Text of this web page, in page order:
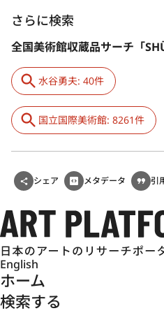
さらに検索
全国美術館収蔵品サーチ「
水谷勇夫: 40件
国立国際美術館: 8261件
シェア メタデータ 引
English
ホーム
検索する